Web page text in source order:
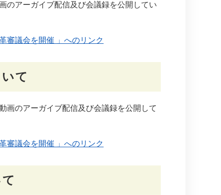
アーガイブ配信及び会議録を公開してい
審議会を開催 」へのリンク
て
のアーガイブ配信及び会議録を公開して
審議会を開催 」へのリンク